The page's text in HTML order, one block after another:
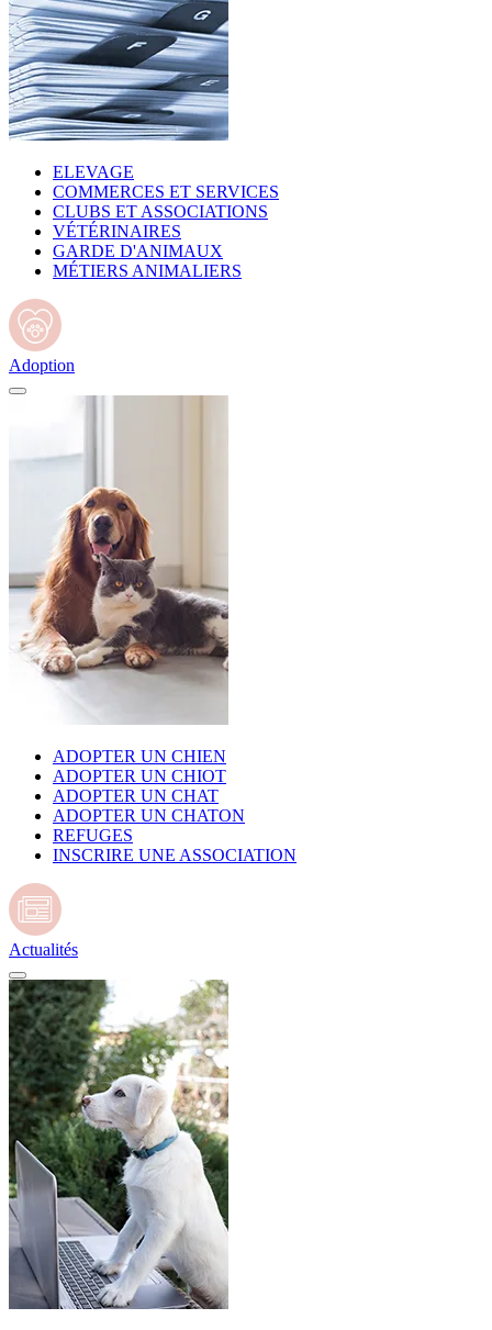
ELEVAGE
COMMERCES ET SERVICES
CLUBS ET ASSOCIATIONS
VÉTÉRINAIRES
GARDE D'ANIMAUX
MÉTIERS ANIMALIERS
Adoption
ADOPTER UN CHIEN
ADOPTER UN CHIOT
ADOPTER UN CHAT
ADOPTER UN CHATON
REFUGES
INSCRIRE UNE ASSOCIATION
Actualités